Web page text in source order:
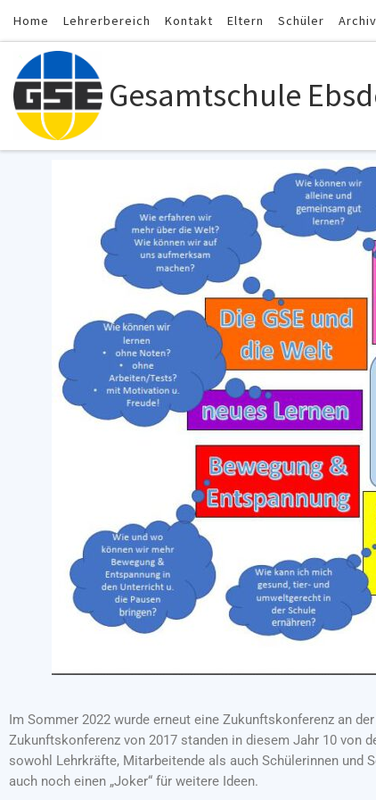
Zum Inhalt springen
Home Lehrerbereich Kontakt Eltern Schüler Archiv
Gesamtschule
Im Sommer 2022 wurde erneut eine Zukunftskonferenz an
Zukunftskonferenz von 2017 standen in diesem Jahr 10 von
sowohl Lehrkräfte, Mitarbeitende als auch Schülerinnen und
auch noch einen „Joker“ für weitere Ideen.